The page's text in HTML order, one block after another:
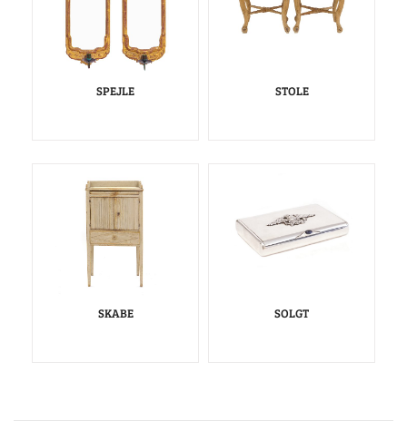
SPEJLE STOLE
SKABE SOLGT